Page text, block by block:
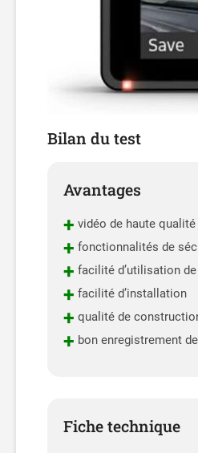
Bilan du test
Avantages
+ vidéo de haute qualité
+ fonctionnalités de
+ facilité d’utilisation
+ facilité d’installation
+ qualité de
+ bon enregistrement
Fiche technique